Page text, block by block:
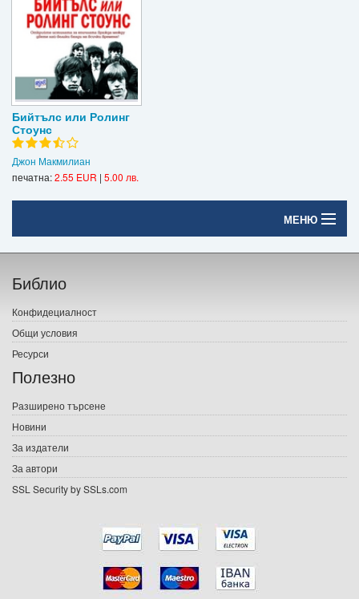
Промоции
Контакти
Вход
Регистрация
Бийтълс или Ролинг
Стоунс
Джон Макмилиан
печатна:2.55 EUR | 5.00 лв.
МЕНЮ
Начало
Печатни книги
Електронни книги
Е-списания
Подаръци
Ваучери
Библио
Конфидециалност
Общи условия
Ресурси
Полезно
Разширено търсене
Новини
За издатели
За автори
SSL Security by SSLs.com